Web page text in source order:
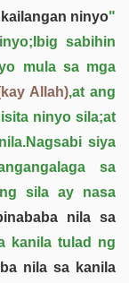
ninyo"
sabihin
mula sa mga
Allah),at ang
ninyo sila;at
siya
sa
sila ay nasa
nila sa
kanila tulad ng
nila sa kanila